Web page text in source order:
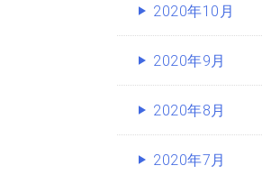
2020年10月
2020年9月
2020年8月
2020年7月